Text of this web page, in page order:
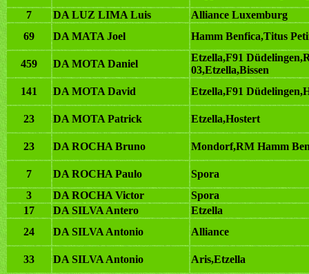
7
DA LUZ LIMA Luis
Alliance Luxemburg
69
DA MATA Joel Hamm Benfica,Titus
459 DA MOTA Daniel
Etzella,F91
03,Etzella,Bissen
141
DA MOTA David Etzella,F91
23 DA MOTA Patrick Etzella,Hostert
23 DA ROCHA Bruno Mondorf,RM Hamm
7 DA ROCHA Paulo
Spora
3
DA ROCHA Victor
Spora
17
DA SILVA Antero
Etzella
24
DA SILVA Antonio Alliance
33 DA SILVA Antonio
Aris,Etzella